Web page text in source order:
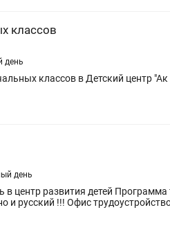
классов
день
классов в Детский центр
день
(научим) На полдня Самое главное любить детей ! Владеть языками
казахский обязательно и русский !!! Офис